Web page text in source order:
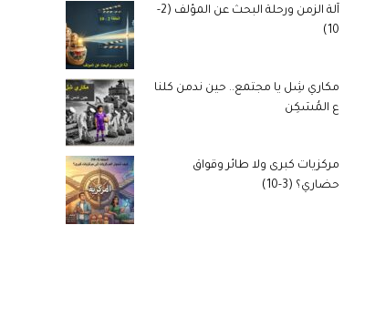
آلة الزمن ورحلة البحث عن المؤلف (2-
10)
مكاري شِل يا مجتمع.. حين ندمن كلنا
ع المُسَكِن
مركزيات كبرى ولا طائر وقواق
حضاري؟ (3-10)